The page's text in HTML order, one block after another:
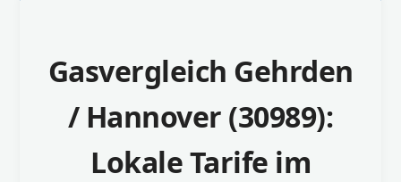
Gasvergleich Gehrden
/ Hannover (30989):
Lokale Tarife im